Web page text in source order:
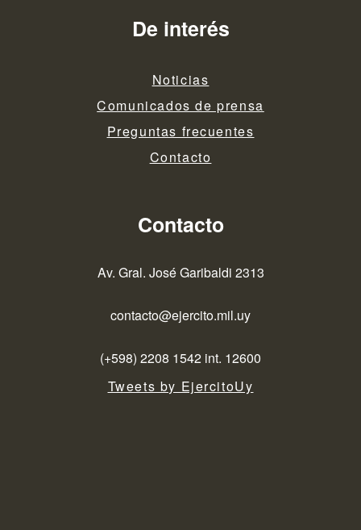
De interés
Noticias
Comunicados de prensa
Preguntas frecuentes
Contacto
Contacto
Av. Gral. José Garibaldi 2313
contacto@ejercito.mil.uy
(+598) 2208 1542 int. 12600
Tweets by EjercitoUy